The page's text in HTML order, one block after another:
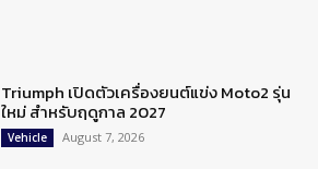
Triumph เปิดตัวเครื่องยนต์แข่ง Moto2 รุ่น
ใหม่ สำหรับฤดูกาล 2027
Vehicle August 7, 2026